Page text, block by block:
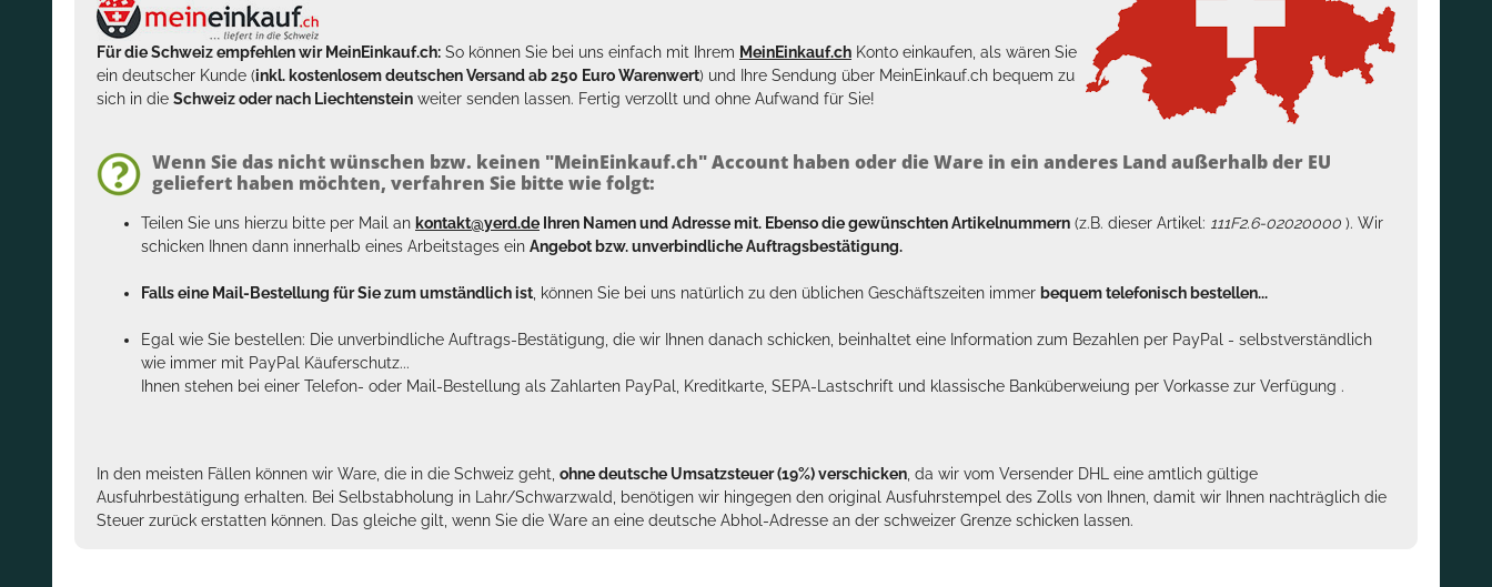
Für die Schweiz empfehlen wir MeinEinkauf.ch: So können Sie bei uns einfach mit Ihrem MeinEinkauf.ch Konto einkaufen, als wären Sie
ein deutscher Kunde (inkl. kostenlosem deutschen Versand ab 250 Euro Warenwert) und Ihre Sendung über MeinEinkauf.ch bequem zu
sich in die Schweiz oder nach Liechtenstein weiter senden lassen. Fertig verzollt und ohne Aufwand für Sie!
Wenn Sie das nicht wünschen bzw. keinen "MeinEinkauf.ch" Account haben oder die Ware in ein anderes Land außerhalb der EU
geliefert haben möchten, verfahren Sie bitte wie folgt:
Teilen Sie uns hierzu bitte per Mail an kontakt@yerd.de Ihren Namen und Adresse mit. Ebenso die gewünschten Artikelnummern (z.B. dieser Artikel: 111F2.6-02020000 ). Wir
schicken Ihnen dann innerhalb eines Arbeitstages ein Angebot bzw. unverbindliche Auftragsbestätigung.
Falls eine Mail-Bestellung für Sie zum umständlich ist , können Sie bei uns natürlich zu den üblichen Geschäftszeiten immer bequem telefonisch bestellen...
Egal wie Sie bestellen: Die unverbindliche Auftrags-Bestätigung, die wir Ihnen danach schicken, beinhaltet eine Information zum Bezahlen per PayPal - selbstverständlich
wie immer mit PayPal Käuferschutz...
Ihnen stehen bei einer Telefon- oder Mail-Bestellung als Zahlarten PayPal, Kreditkarte, SEPA-Lastschrift und klassische Banküberweiung per Vorkasse zur Verfügung .
In den meisten Fällen können wir Ware, die in die Schweiz geht, ohne deutsche Umsatzsteuer (19%) verschicken , da wir vom Versender DHL eine amtlich gültige
Ausfuhrbestätigung erhalten. Bei Selbstabholung in Lahr/Schwarzwald, benötigen wir hingegen den original Ausfuhrstempel des Zolls von Ihnen, damit wir Ihnen nachträglich die
Steuer zurück erstatten können. Das gleiche gilt, wenn Sie die Ware an eine deutsche Abhol-Adresse an der schweizer Grenze schicken lassen.